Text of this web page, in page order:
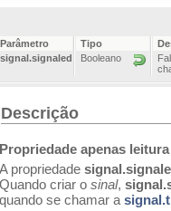
Parâmetro Tipo
signal.signaled
Booleano
Descrição
Propriedade apenas leitura
A propriedade
Quando criar o sinal,
quando se chamar a